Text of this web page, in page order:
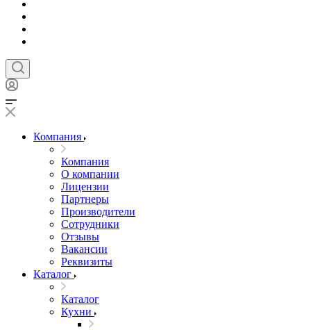
Компания
Компания
О компании
Лицензии
Партнеры
Производители
Сотрудники
Отзывы
Вакансии
Реквизиты
Каталог
Каталог
Кухни